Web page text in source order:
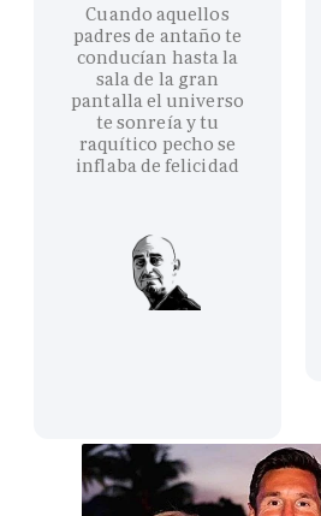
Cuando aquellos
padres de antaño te
conducían hasta la
sala de la gran
pantalla el universo
te sonreía y tu
raquítico pecho se
inflaba de felicidad